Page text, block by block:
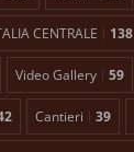
CENTRALE 138
Video Gallery 59
Cantieri 39